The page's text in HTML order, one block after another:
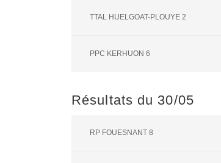
TTAL HUELGOAT-PLOUYE 2
PPC KERHUON 6
Résultats du 30/05
RP FOUESNANT 8